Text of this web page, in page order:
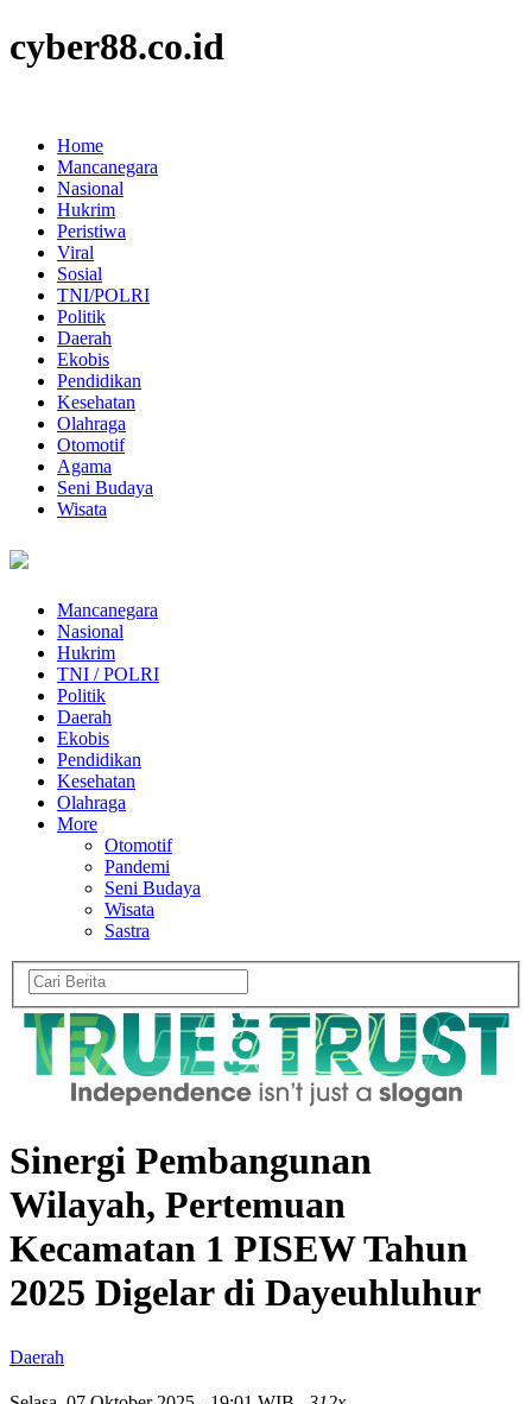
cyber88.co.id
Home
Mancanegara
Nasional
Hukrim
Peristiwa
Viral
Sosial
TNI/POLRI
Politik
Daerah
Ekobis
Pendidikan
Kesehatan
Olahraga
Otomotif
Agama
Seni Budaya
Wisata
Mancanegara
Nasional
Hukrim
TNI / POLRI
Politik
Daerah
Ekobis
Pendidikan
Kesehatan
Olahraga
More
Otomotif
Pandemi
Seni Budaya
Wisata
Sastra
Sinergi Pembangunan
Wilayah, Pertemuan
Kecamatan 1 PISEW Tahun
2025 Digelar di Dayeuhluhur
Daerah